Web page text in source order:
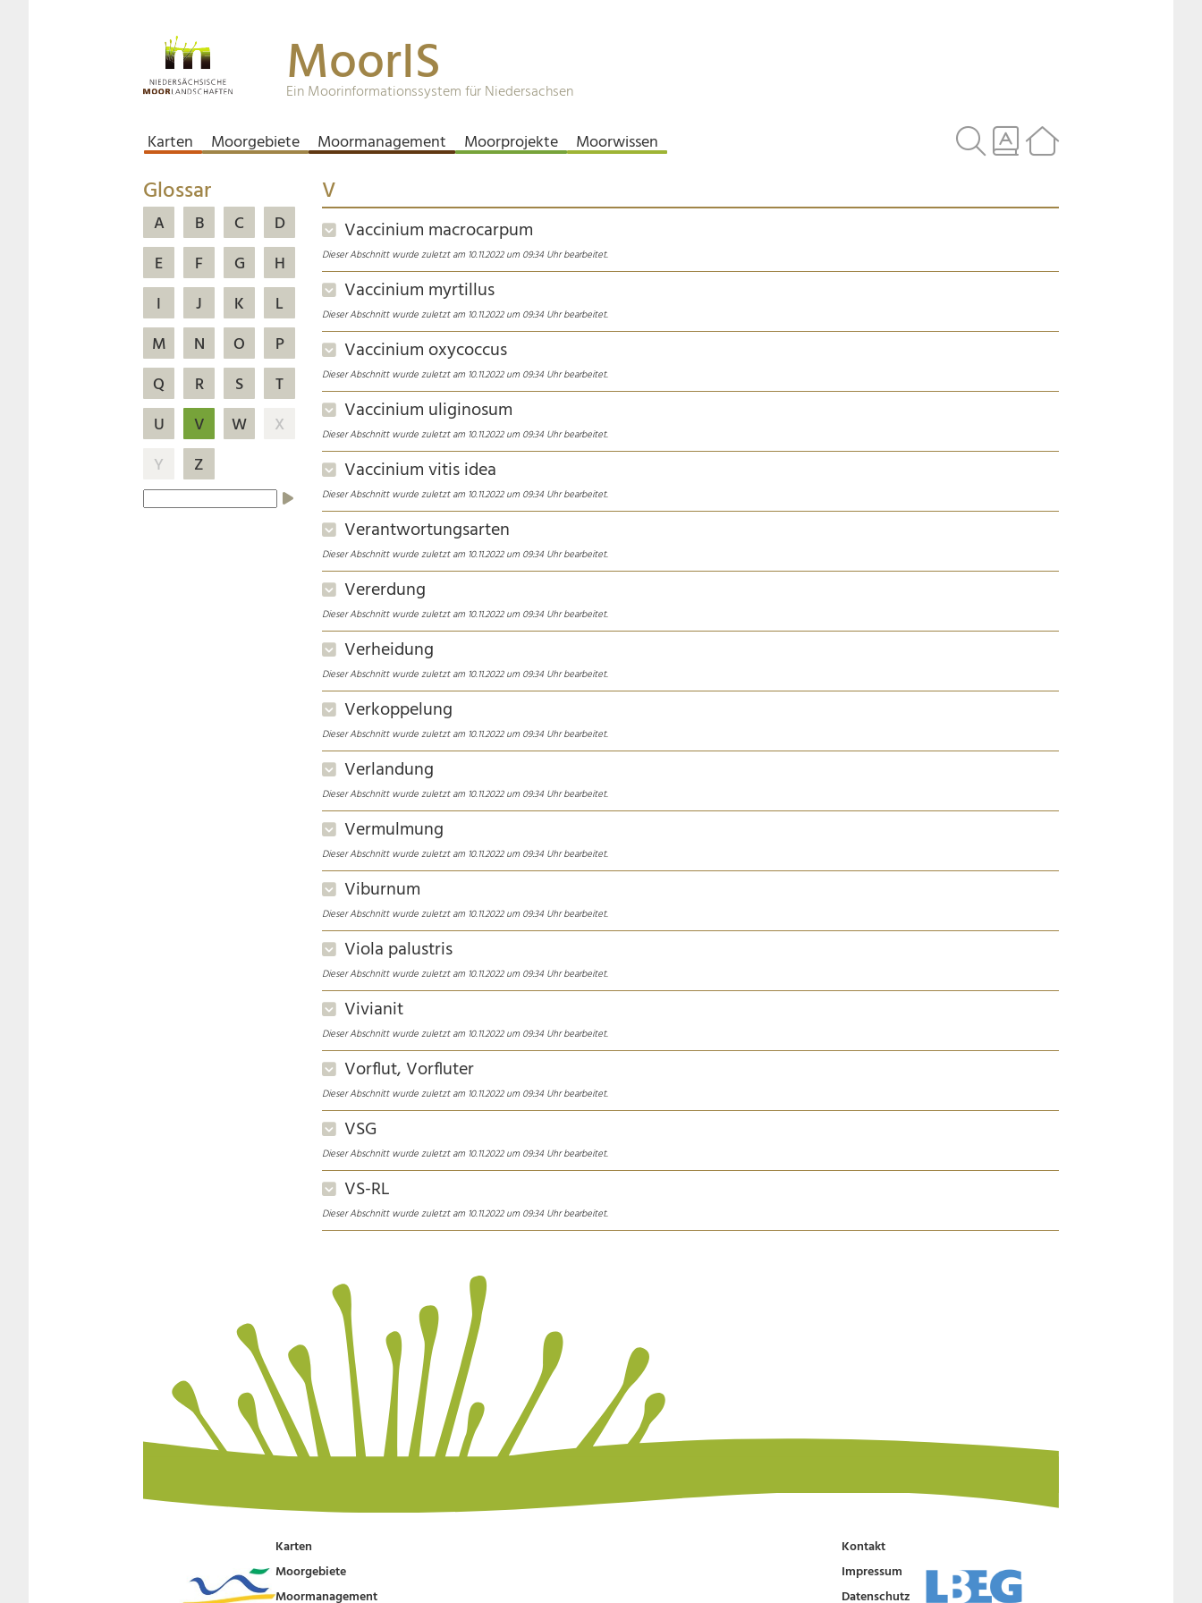
MoorIS
Ein Moorinformationssystem für Niedersachsen
Karten Moorgebiete Moormanagement Moorprojekte Moorwissen
Glossar
A B C
D
E
F G
H
I
J K
L
M
N O
P
Q
R S
T
U
V W
X
Y
Z
V
Vaccinium macrocarpum
Dieser Abschnitt wurde zuletzt am 10.11.2022 um 09:34 Uhr bearbeitet.
Vaccinium myrtillus
Dieser Abschnitt wurde zuletzt am 10.11.2022 um 09:34 Uhr bearbeitet.
Vaccinium oxycoccus
Dieser Abschnitt wurde zuletzt am 10.11.2022 um 09:34 Uhr bearbeitet.
Vaccinium uliginosum
Dieser Abschnitt wurde zuletzt am 10.11.2022 um 09:34 Uhr bearbeitet.
Vaccinium vitis idea
Dieser Abschnitt wurde zuletzt am 10.11.2022 um 09:34 Uhr bearbeitet.
Verantwortungsarten
Dieser Abschnitt wurde zuletzt am 10.11.2022 um 09:34 Uhr bearbeitet.
Vererdung
Dieser Abschnitt wurde zuletzt am 10.11.2022 um 09:34 Uhr bearbeitet.
Verheidung
Dieser Abschnitt wurde zuletzt am 10.11.2022 um 09:34 Uhr bearbeitet.
Verkoppelung
Dieser Abschnitt wurde zuletzt am 10.11.2022 um 09:34 Uhr bearbeitet.
Verlandung
Dieser Abschnitt wurde zuletzt am 10.11.2022 um 09:34 Uhr bearbeitet.
Vermulmung
Dieser Abschnitt wurde zuletzt am 10.11.2022 um 09:34 Uhr bearbeitet.
Viburnum
Dieser Abschnitt wurde zuletzt am 10.11.2022 um 09:34 Uhr bearbeitet.
Viola palustris
Dieser Abschnitt wurde zuletzt am 10.11.2022 um 09:34 Uhr bearbeitet.
Vivianit
Dieser Abschnitt wurde zuletzt am 10.11.2022 um 09:34 Uhr bearbeitet.
Vorflut, Vorfluter
Dieser Abschnitt wurde zuletzt am 10.11.2022 um 09:34 Uhr bearbeitet.
VSG
Dieser Abschnitt wurde zuletzt am 10.11.2022 um 09:34 Uhr bearbeitet.
VS-RL
Dieser Abschnitt wurde zuletzt am 10.11.2022 um 09:34 Uhr bearbeitet.
Karten
Moorgebiete
Moormanagement
Kontakt
Impressum
Datenschutz